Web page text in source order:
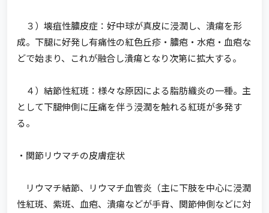
３）壊疽性膿皮症：好中球が真皮に浸潤し、潰瘍を形
成。下腿に好発し有痛性の紅色丘疹・膿疱・水疱・血疱な
どで始まり、これが融合し潰瘍となり次第に拡大する。
４）結節性紅斑：様々な原因による脂肪織炎の一種。主
として下腿伸側に圧痛を伴う浸潤を触れる紅斑が多発す
る。
・関節リウマチの皮膚症状
リウマチ結節、リウマチ血管炎（主に下肢を中心に浸潤
性紅斑、紫斑、血疱、潰瘍などが手背、関節伸側などに対